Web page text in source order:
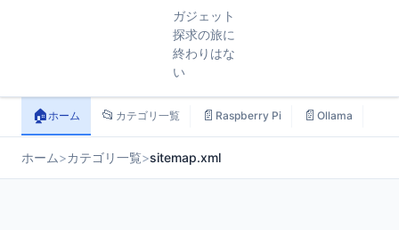
ガジェット
探求の旅に
終わりはな
い
🏠ホーム 📂 カテゴリ一覧 📄 Raspberry Pi 📄 Ollama
ホーム>カテゴリ一覧>sitemap.xml